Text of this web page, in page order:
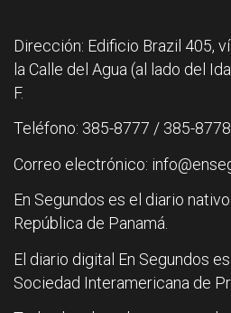
Dirección: Edificio Brazil 405,
la Calle del Agua (al lado del
F.
Teléfono: 385-8777 / 385-8778
Correo electrónico:
En Segundos es el diario
República de Panamá.
El diario digital En Segundos
Sociedad Interamericana de